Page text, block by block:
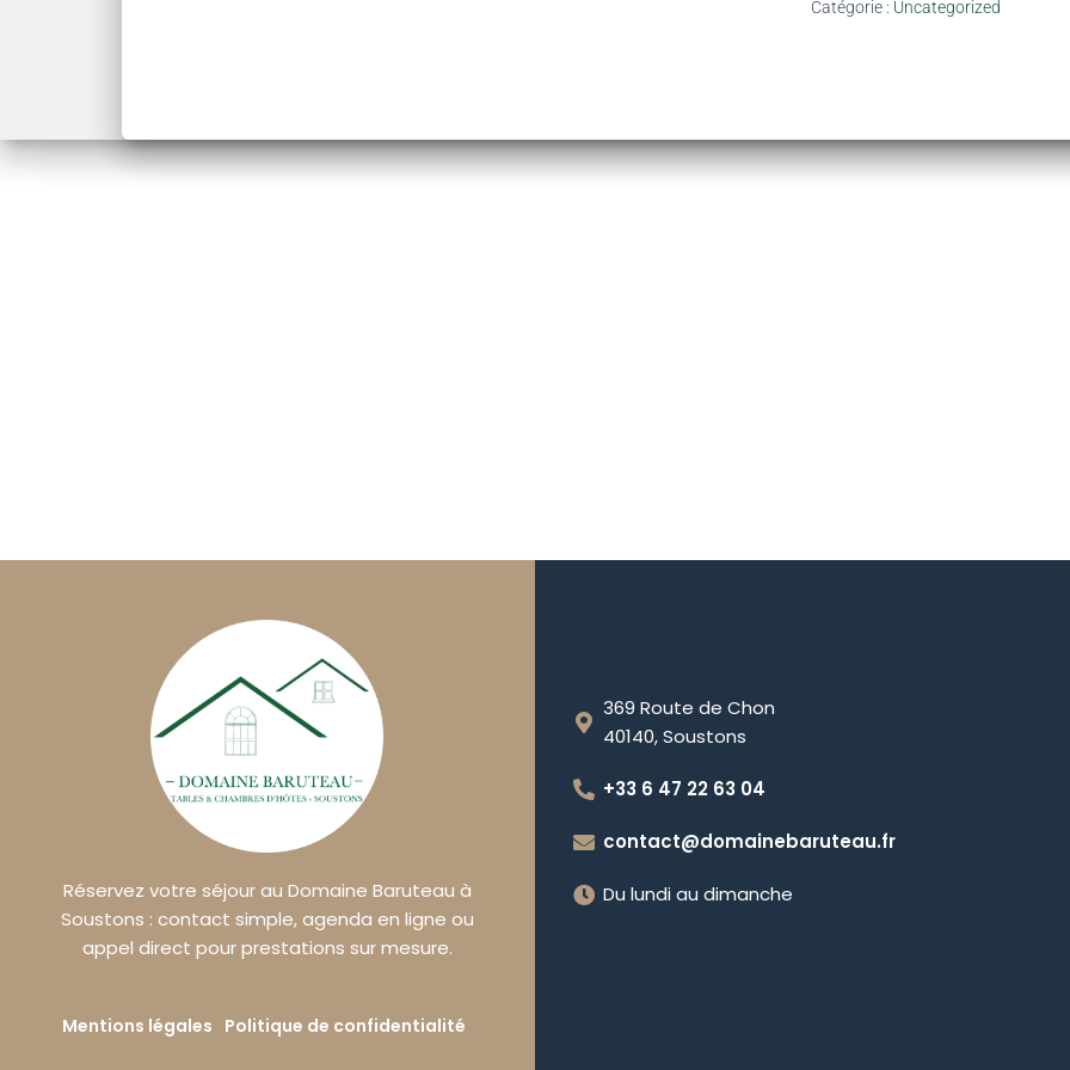
Catégorie : Uncategorized
Réservez votre séjour au Domaine Baruteau à
Soustons : contact simple, agenda en ligne ou
appel direct pour prestations sur mesure.
Mentions légales Politique de confidentialité
369 Route de Chon
40140, Soustons
+33 6 47 22 63 04
contact@domainebaruteau.fr
Du lundi au dimanche